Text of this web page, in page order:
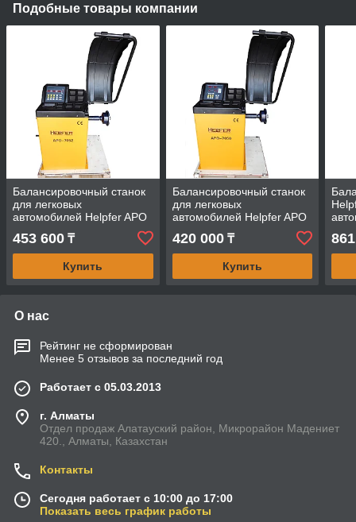
Подобные товары компании
Балансировочный станок
для легковых
автомобилей Helpfer APO
453 600 ₸
Купить
Балансировочный станок
для легковых
автомобилей Helpfer APO
420 000₸
Купить
О нас
Рейтинг не сформирован
Менее 5 отзывов за последний год
Работает с 05.03.2013
г. Алматы
Отдел продаж Алатауский район, Микрорайон Мадениет
420., Алматы, Казахстан
Контакты
Сегодня работает с 10:00 до 17:00
Показать весь график работы